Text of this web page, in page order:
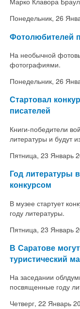
Понедельник, 26
Фотолюбителей
На необычной
фотографиями.
Понедельник, 26
Стартовал
писателей
Книги-победители
литературы и будут
Пятница, 23 Январь
Год литературы
конкурсом
В музее стартует
году литературы.
Пятница, 23 Январь
В Саратове
туристический
На заседании
посвященные году
Четверг, 22 Январь